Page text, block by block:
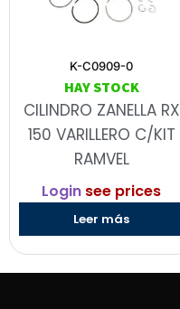
K-C0909-0
HAY STOCK
CILINDRO ZANELLA RX
150 VARILLERO C/KIT
RAMVEL
Login see prices
Leer más